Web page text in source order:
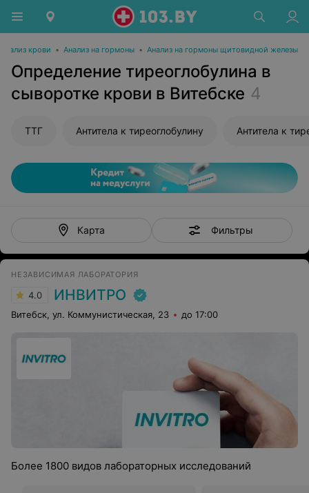
Анализ крови • Анализ на гормоны • Анализ на гормоны щитовидной железы
Определение тиреоглобулина в
сыворотке крови в Витебске 4
ТТГ Антитела к тиреоглобулину Антитела к
Карта Фильтры
НЕЗАВИСИМАЯ ЛАБОРАТОРИЯ
4.0 ИНВИТРО
Витебск, ул. Коммунистическая, 23 до 17:00
Более 1800 видов лабораторных исследований